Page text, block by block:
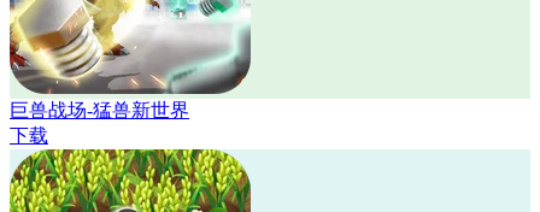
巨兽战场-猛兽新世界
下载